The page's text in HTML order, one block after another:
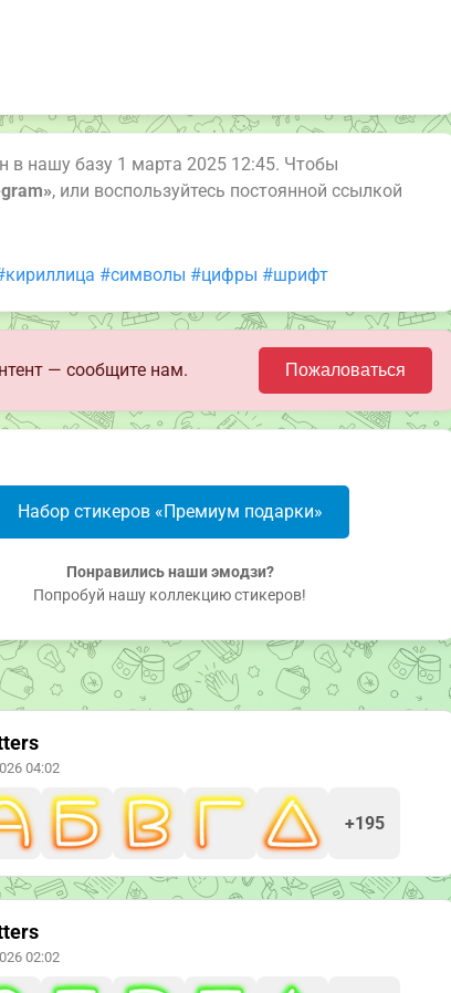
в нашу базу 1 марта 2025 12:45. Чтобы
, или воспользуйтесь постоянной ссылкой
#символы #цифры #шрифт
— сообщите нам. Пожаловаться
Набор стикеров «Премиум подарки»
Понравились наши эмодзи?
Попробуй нашу коллекцию стикеров!
04:02
+195
02:02